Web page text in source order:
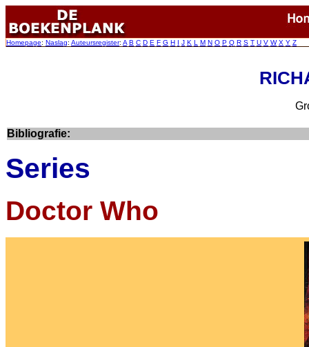
Homepage: Naslag: Auteursregister: A B C D E F G H I J K L M N O P Q R S T U V W X Y Z
Bibliografie:
Series
Doctor Who